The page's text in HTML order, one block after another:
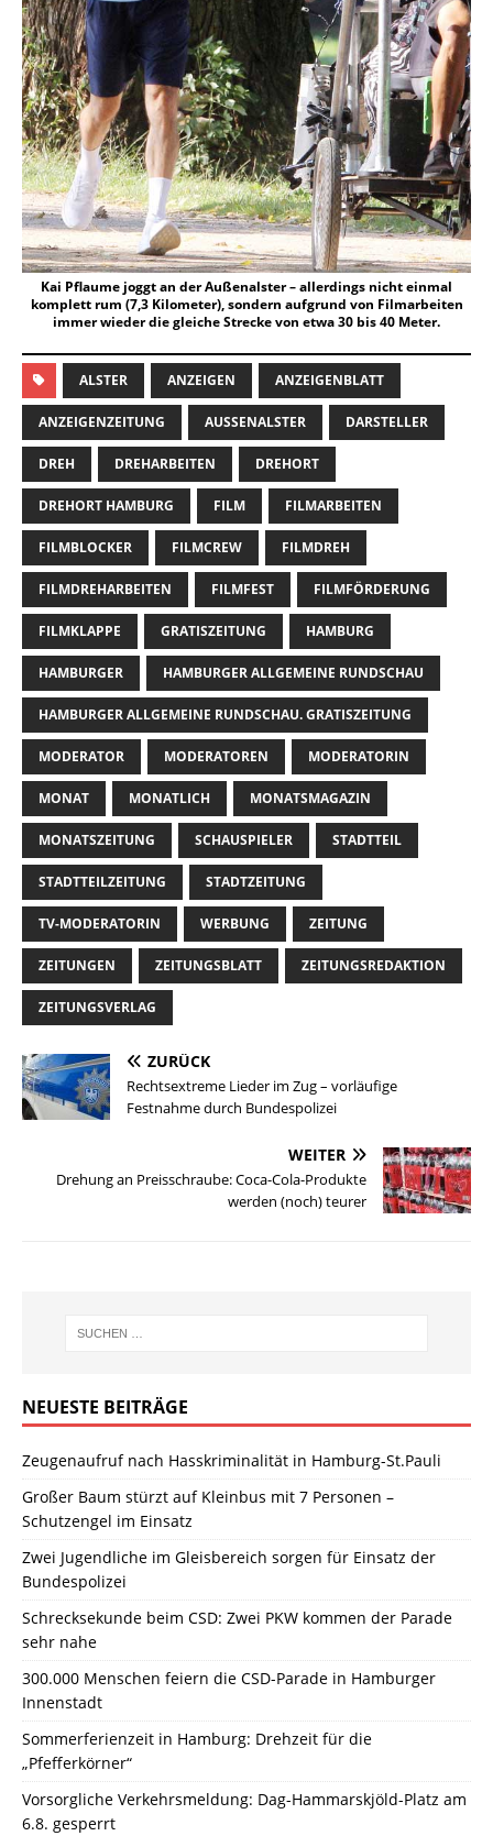
Kai Pflaume joggt an der Außenalster – allerdings nicht einmal
komplett rum (7,3 Kilometer), sondern aufgrund von Filmarbeiten
immer wieder die gleiche Strecke von etwa 30 bis 40 Meter.
ALSTER ANZEIGEN ANZEIGENBLATT
ANZEIGENZEITUNG AUSSENALSTER DARSTELLER
DREH DREHARBEITEN DREHORT
DREHORT HAMBURG FILM FILMARBEITEN
FILMBLOCKER FILMCREW FILMDREH
FILMDREHARBEITEN FILMFEST FILMFÖRDERUNG
FILMKLAPPE GRATISZEITUNG HAMBURG
HAMBURGER HAMBURGER ALLGEMEINE RUNDSCHAU
HAMBURGER ALLGEMEINE RUNDSCHAU. GRATISZEITUNG
MODERATOR MODERATOREN MODERATORIN
MONAT MONATLICH MONATSMAGAZIN
MONATSZEITUNG SCHAUSPIELER STADTTEIL
STADTTEILZEITUNG STADTZEITUNG
TV-MODERATORIN WERBUNG ZEITUNG
ZEITUNGEN ZEITUNGSBLATT ZEITUNGSREDAKTION
ZEITUNGSVERLAG
ZURÜCK
Rechtsextreme Lieder im Zug – vorläufige
Festnahme durch Bundespolizei
WEITER
Drehung an Preisschraube: Coca-Cola-Produkte
werden (noch) teurer
NEUESTE BEITRÄGE
Zeugenaufruf nach Hasskriminalität in Hamburg-St.Pauli
Großer Baum stürzt auf Kleinbus mit 7 Personen –
Schutzengel im Einsatz
Zwei Jugendliche im Gleisbereich sorgen für Einsatz der
Bundespolizei
Schrecksekunde beim CSD: Zwei PKW kommen der Parade
sehr nahe
300.000 Menschen feiern die CSD-Parade in Hamburger
Innenstadt
Sommerferienzeit in Hamburg: Drehzeit für die
„Pfefferkörner“
Vorsorgliche Verkehrsmeldung: Dag-Hammarskjöld-Platz am
6.8. gesperrt